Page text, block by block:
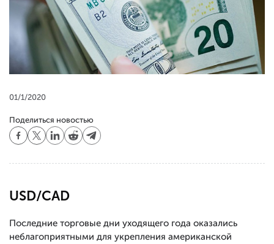
01/1/2020
Поделиться новостью
USD/CAD
Последние торговые дни уходящего года оказались
неблагоприятными для укрепления американской